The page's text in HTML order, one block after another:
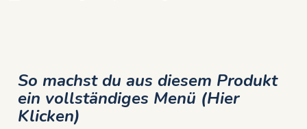
So machst du aus diesem Produkt
ein vollständiges Menü (Hier
Klicken)